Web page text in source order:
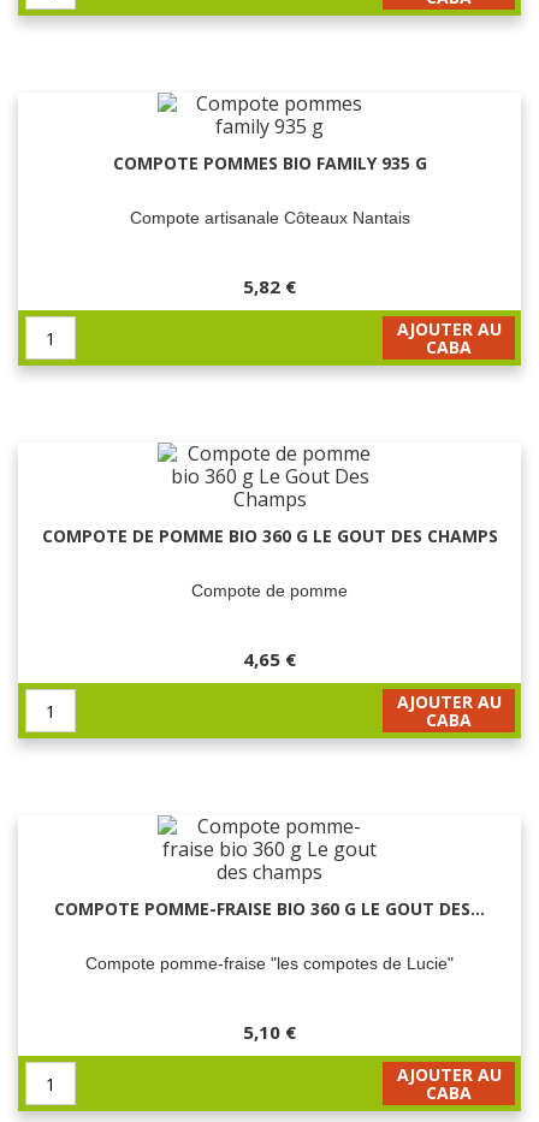
COMPOTE POMMES BIO FAMILY 935 G
Compote artisanale Côteaux Nantais
5,82 €
AJOUTER AU
CABA
COMPOTE DE POMME BIO 360 G LE GOUT DES CHAMPS
Compote de pomme
4,65 €
AJOUTER AU
CABA
COMPOTE POMME-FRAISE BIO 360 G LE GOUT DES...
Compote pomme-fraise "les compotes de Lucie"
5,10 €
AJOUTER AU
CABA